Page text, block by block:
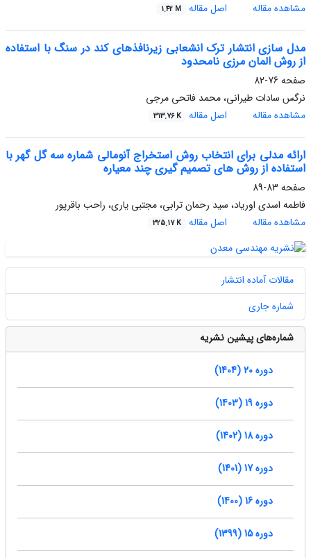
مشاهده مقاله
اصل مقاله 1.42 M
مدل سازی انتشار ترک انشعابی زیرنافذهای کند در سنگ با استفاده
از روش المان مرزی نامحدود
صفحه 76-82
نرگس سادات طیرانی، محمد فاتحی مرجی
مشاهده مقاله
اصل مقاله 313.76 K
ارائه مدلی برای انتخاب روش استخراج آنومالی شماره سه گل گهر با
استفاده از روش های تصمیم گیری چند معیاره
صفحه 83-89
فاطمه اسدی اوریاد، سید رحمان ترابی، مجتبی یاری، راحب باقرپور
مشاهده مقاله
اصل مقاله 325.17 K
مقالات آماده انتشار
شماره جاری
شماره‌های پیشین نشریه
دوره 20 (1404)
دوره 19 (1403)
دوره 18 (1402)
دوره 17 (1401)
دوره 16 (1400)
دوره 15 (1399)